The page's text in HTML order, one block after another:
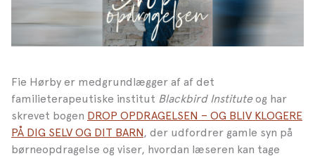
Fie Hørby er medgrundlægger af af det
familieterapeutiske institut Blackbird Instituteog har
skrevet bogen DROP OPDRAGELSEN – OG BLIV KLOGERE
PÅ DIG SELV OG DIT BARN, der udfordrer gamle syn på
børneopdragelse og viser, hvordan læseren kan tage